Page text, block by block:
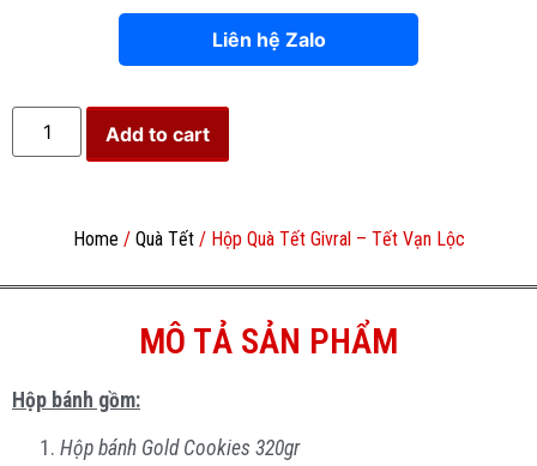
Liên hệ Zalo
Add to cart
Home / Quà Tết/ Hộp Quà Tết Givral – Tết Vạn Lộc
MÔ TẢ SẢN PHẨM
Hộp bánh gồm:
Hộp bánh Gold Cookies 320gr